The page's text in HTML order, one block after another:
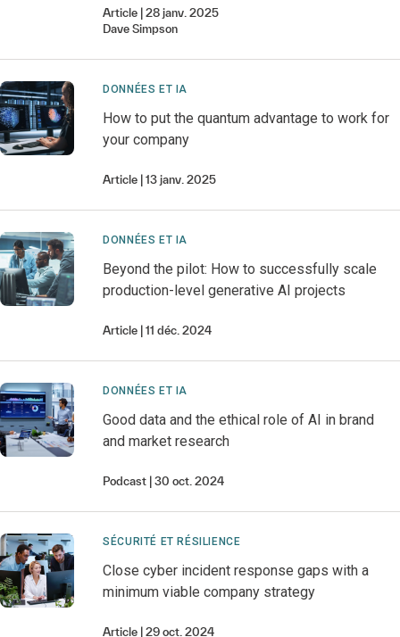
Article
28 janv. 2025
Dave Simpson
DONNÉES ET IA
How to put the quantum advantage to work for
your company
Article 13 janv. 2025
DONNÉES ET IA
Beyond the pilot: How to successfully scale
production-level generative AI projects
Article 11 déc. 2024
DONNÉES ET IA
Good data and the ethical role of AI in brand
and market research
Podcast 30 oct. 2024
SÉCURITÉ ET RÉSILIENCE
Close cyber incident response gaps with a
minimum viable company strategy
Article 29 oct. 2024